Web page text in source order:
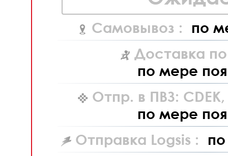
Самовывоз : по
Доставка
по мере
Отпр. в ПВЗ: CDEK,
по мере
Отправка Logsis :